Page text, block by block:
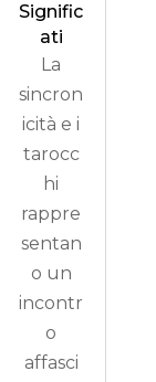
Signific
ati
La
sincron
icità e i
tarocc
hi
rappre
sentan
o un
incontr
o
affasci